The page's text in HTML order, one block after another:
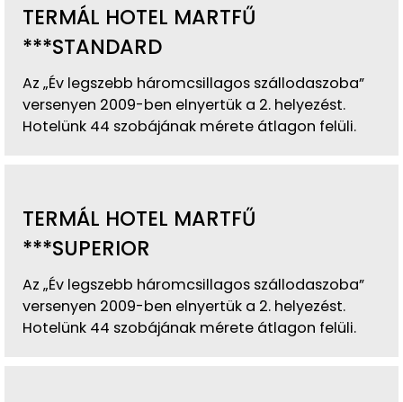
TERMÁL HOTEL MARTFŰ
***STANDARD
Az „Év legszebb háromcsillagos szállodaszoba”
versenyen 2009-ben elnyertük a 2. helyezést.
Hotelünk 44 szobájának mérete átlagon felüli.
TERMÁL HOTEL MARTFŰ
***SUPERIOR
Az „Év legszebb háromcsillagos szállodaszoba”
versenyen 2009-ben elnyertük a 2. helyezést.
Hotelünk 44 szobájának mérete átlagon felüli.